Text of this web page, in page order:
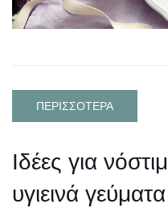
ΠΕΡΙΣΣΟΤΕΡΑ
Ιδέες για
υγιεινά γεύματα